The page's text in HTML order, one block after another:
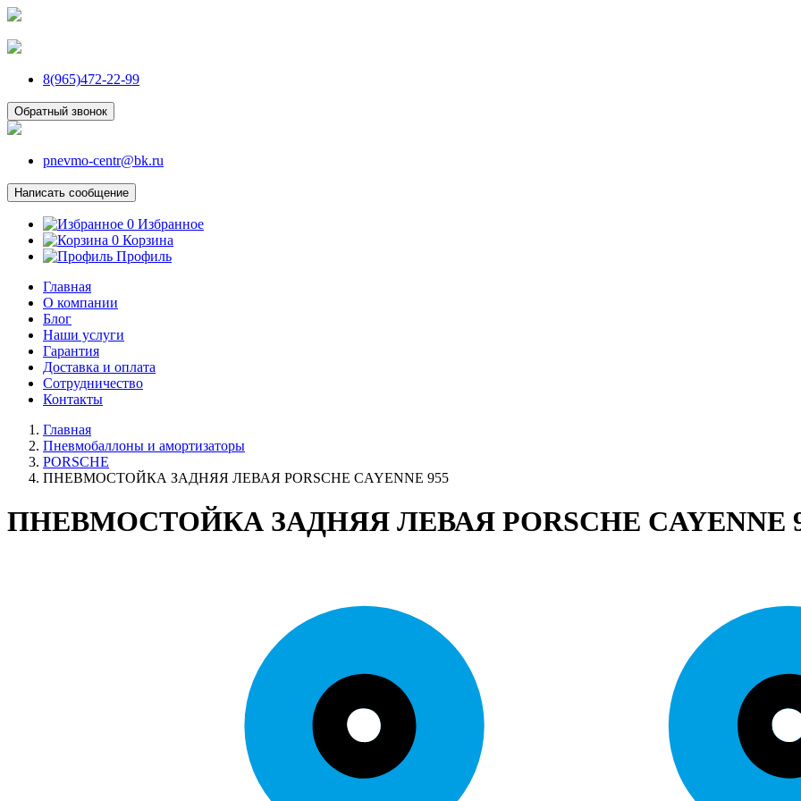
8(965)472-22-99
Обратный звонок
pnevmo-centr@bk.ru
Написать сообщение
0 Избранное
0 Корзина
Профиль
Главная
О компании
Блог
Наши услуги
Гарантия
Доставка и оплата
Сотрудничество
Контакты
Главная
Пневмобаллоны и амортизаторы
PORSCHE
ПНЕВМОСТОЙКА ЗАДНЯЯ ЛЕВАЯ PORSCHE CAYENNE 955
ПНЕВМОСТОЙКА ЗАДНЯЯ ЛЕВАЯ PORSCHE CAYENNE